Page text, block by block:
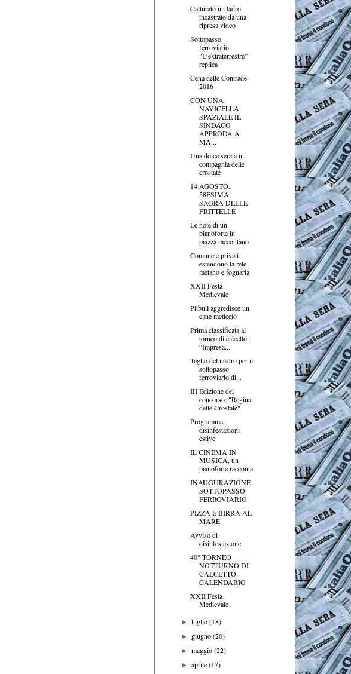
Catturato un ladro
incastrato da una
ripresa video
Sottopasso
ferroviario.
"L’extraterrestre”
replica
Cena delle Contrade
2016
CON UNA
NAVICELLA
SPAZIALE IL
SINDACO
APPRODA A
MA...
Una dolce serata in
compagnia delle
crostate
14 AGOSTO.
58ESIMA
SAGRA DELLE
FRITTELLE
Le note di un
pianoforte in
piazza raccontano
Comune e privati
estendono la rete
metano e fognaria
XXII Festa
Medievale
Pitbull aggredisce un
cane meticcio
Prima classificata al
torneo di calcetto:
“Impresa...
Taglio del nastro per il
sottopasso
ferroviario di...
III Edizione del
concorso: "Regina
delle Crostate"
Programma
disinfestazioni
estive
IL CINEMA IN
MUSICA, un
pianoforte racconta
INAUGURAZIONE
SOTTOPASSO
FERROVIARIO
PIZZA E BIRRA AL
MARE
Avviso di
disinfestazione
40° TORNEO
NOTTURNO DI
CALCETTO.
CALENDARIO
XXII Festa
Medievale
►luglio(18)
► giugno(20)
►maggio(22)
►aprile(17)